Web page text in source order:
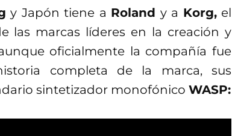
y Japón tiene a Roland y a Korg,el
las marcas líderes en la creación y
oficialmente la compañía fue
completa de la marca, sus
sintetizador monofónico WASP: